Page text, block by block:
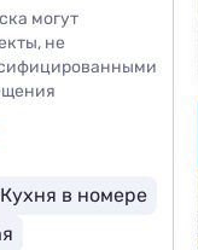
отели
могут
не
Кухня в номере